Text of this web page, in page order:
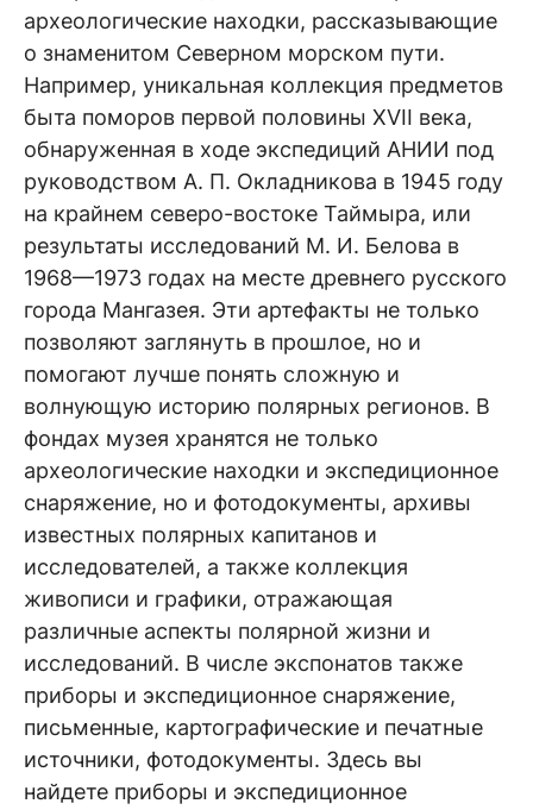
археологические находки, рассказывающие
о знаменитом Северном морском пути.
Например, уникальная коллекция предметов
быта поморов первой половины XVII века,
обнаруженная в ходе экспедиций АНИИ под
руководством А. П. Окладникова в 1945 году
на крайнем северо-востоке Таймыра, или
результаты исследований М. И. Белова в
1968—1973 годах на месте древнего русского
города Мангазея. Эти артефакты не только
позволяют заглянуть в прошлое, но и
помогают лучше понять сложную и
волнующую историю полярных регионов. В
фондах музея хранятся не только
археологические находки и экспедиционное
снаряжение, но и фотодокументы, архивы
известных полярных капитанов и
исследователей, а также коллекция
живописи и графики, отражающая
различные аспекты полярной жизни и
исследований. В числе экспонатов также
приборы и экспедиционное снаряжение,
письменные, картографические и печатные
источники, фотодокументы. Здесь вы
найдете приборы и экспедиционное